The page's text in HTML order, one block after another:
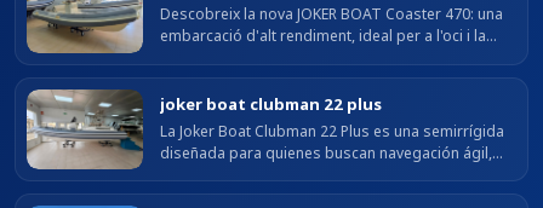
Descobreix la nova JOKER BOAT Coaster 470: una
embarcació d'alt rendiment, ideal per a l'oci i la
joker boat clubman 22 plus
La Joker Boat Clubman 22 Plus es una semirrígida
diseñada para quienes buscan navegación ágil,
flotadores de alta resistencia aseguran...